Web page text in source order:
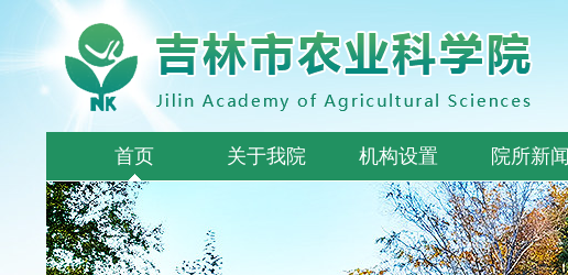
首页 关于我院 机构设置 院所新闻